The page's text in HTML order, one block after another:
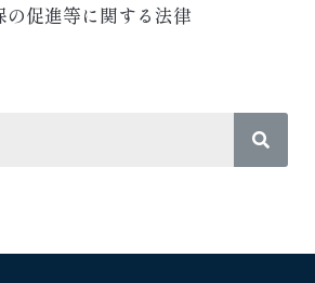
の促進等に関する法律